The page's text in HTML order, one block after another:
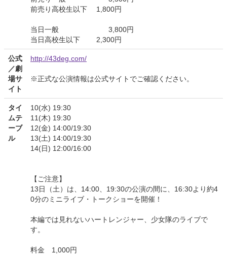
前売り高校生以下 1,800円
当日一般 3,800円
当日高校生以下 2,300円
公式
／劇
場サ
イト
http://43deg.com/
※正式な公演情報は公式サイトでご確認ください。
タイ
ムテ
ーブ
ル
10(水) 19:30
11(木) 19:30
12(金) 14:00/19:30
13(土) 14:00/19:30
14(日) 12:00/16:00
【ご注意】
13日（土）は、14:00、19:30の公演の間に、16:30より約4
0分のミニライブ・トークショーを開催！
本編では見れないハートレンジャー、少女隊のライブで
す。
料金 1,000円